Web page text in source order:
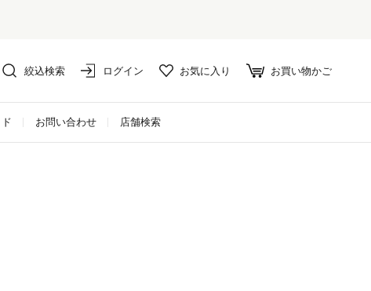
絞込検索 ログイン お気に入り お買い物かご
お問い合わせ 店舗検索